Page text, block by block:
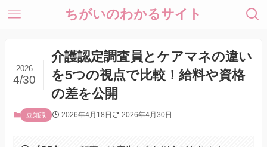
ちがいのわかるサイト
介護認定調査員とケアマネの違い
を5つの視点で比較！給料や資格
の差を公開
2026
4/30
豆知識 2026年4月18日 2026年4月30日